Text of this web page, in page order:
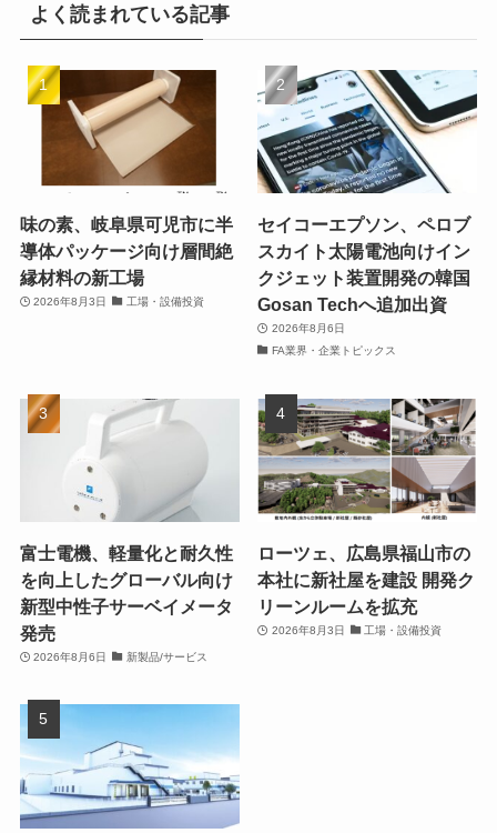
よく読まれている記事
味の素、岐阜県可児市に半
導体パッケージ向け層間絶
縁材料の新工場
2026年8月3日 工場・設備投資
セイコーエプソン、ペロブ
スカイト太陽電池向けイン
クジェット装置開発の韓国
Gosan Techへ追加出資
2026年8月6日
FA業界・企業トピックス
富士電機、軽量化と耐久性
を向上したグローバル向け
新型中性子サーベイメータ
発売
2026年8月6日 新製品/サービス
ローツェ、広島県福山市の
本社に新社屋を建設 開発ク
リーンルームを拡充
2026年8月3日 工場・設備投資